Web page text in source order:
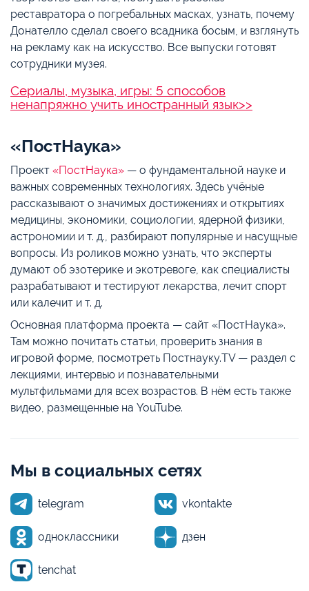
реставратора о погребальных масках, узнать, почему
Донателло сделал своего всадника босым, и взглянуть
на рекламу как на искусство. Все выпуски готовят
сотрудники музея.
Сериалы, музыка, игры: 5 способов
ненапряжно учить иностранный язык>>
«ПостНаука»
Проект «ПостНаука» — о фундаментальной науке и
важных современных технологиях. Здесь учёные
рассказывают о значимых достижениях и открытиях
медицины, экономики, социологии, ядерной физики,
астрономии и т. д., разбирают популярные и насущные
вопросы. Из роликов можно узнать, что эксперты
думают об эзотерике и экотревоге, как специалисты
разрабатывают и тестируют лекарства, лечит спорт
или калечит и т. д.
Основная платформа проекта — сайт «ПостНаука».
Там можно почитать статьи, проверить знания в
игровой форме, посмотреть Постнауку.TV — раздел с
лекциями, интервью и познавательными
мультфильмами для всех возрастов. В нём есть также
видео, размещенные на YouTube.
Мы в социальных сетях
telegram vkontakte
одноклассники дзен
tenchat